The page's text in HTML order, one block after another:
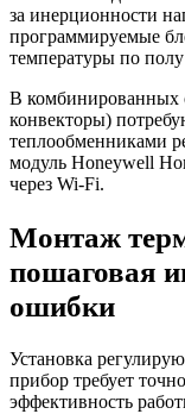
за инерционности
программируемые
температуры по полу
В комбинированных
конвекторы)
теплообменниками
модуль Honeywell
через Wi-Fi.
Монтаж
пошаговая
ошибки
Установка
прибор требует
эффективность